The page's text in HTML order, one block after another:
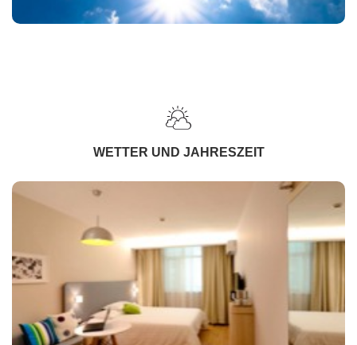
WETTER UND JAHRESZEIT